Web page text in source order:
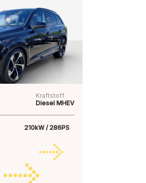
Kraftstoff
Diesel MHEV
210kW / 286PS